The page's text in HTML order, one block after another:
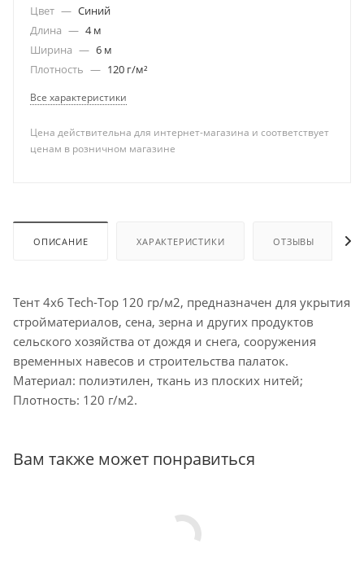
Цвет — Синий
Длина — 4 м
Ширина — 6 м
Плотность — 120 г/м²
Все характеристики
Цена действительна для интернет-магазина и соответствует
ценам в розничном магазине
ОПИСАНИЕ ХАРАКТЕРИСТИКИ ОТЗЫВЫ
Тент 4х6 Tech-Top 120 гр/м2, предназначен для укрытия
стройматериалов, сена, зерна и других продуктов
сельского хозяйства от дождя и снега, сооружения
временных навесов и строительства палаток.
Материал: полиэтилен, ткань из плоских нитей;
Плотность: 120 г/м2.
Вам также может понравиться